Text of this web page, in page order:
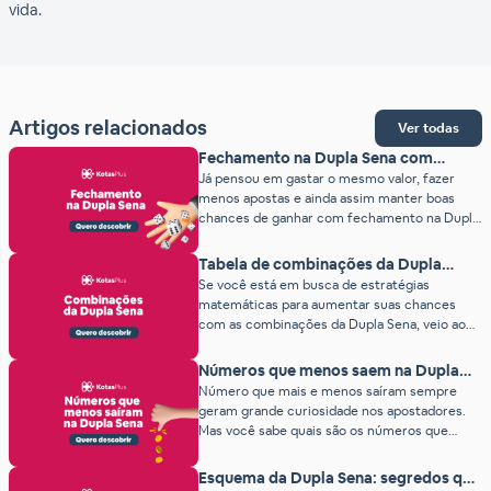
vida.
Artigos relacionados Ver todas
Fechamento na Dupla Sena com
garantia de prêmio!
Já pensou em gastar o mesmo valor, fazer
menos apostas e ainda assim manter boas
chances de ganhar com fechamento na Dupla
isso é possível! Essa técnica ajuda a eliminar
repetições desnecessárias e tornar suas
apostas em Quinas, Quadras e Ternos muito
mais eficientes. Bora aprender como
Tabela de combinações da Dupla
Sena: confira as possibilidades
Se você está em busca de estratégias
matemáticas para aumentar suas chances
com as combinações da Dupla Sena, veio ao
conteúdos sobre estatísticas e curiosidades
das loterias, ajudando apostadores a entender
melhor os sorteios. Inclusive esse artigo é um
bom exemplo, pois é uma matéria sobre todas
as combinações da […]
Números que menos saem na Dupla
Sena (ranking atualizado)
Número que mais e menos saíram sempre
geram grande curiosidade nos apostadores.
Mas você sabe quais são os números que
vai descobrir os números que menos saíram
Esquema da Dupla Sena: segredos que